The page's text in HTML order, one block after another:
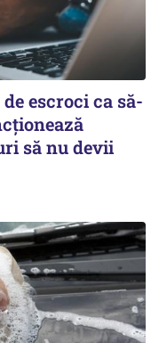
escroci ca să-
să nu devii